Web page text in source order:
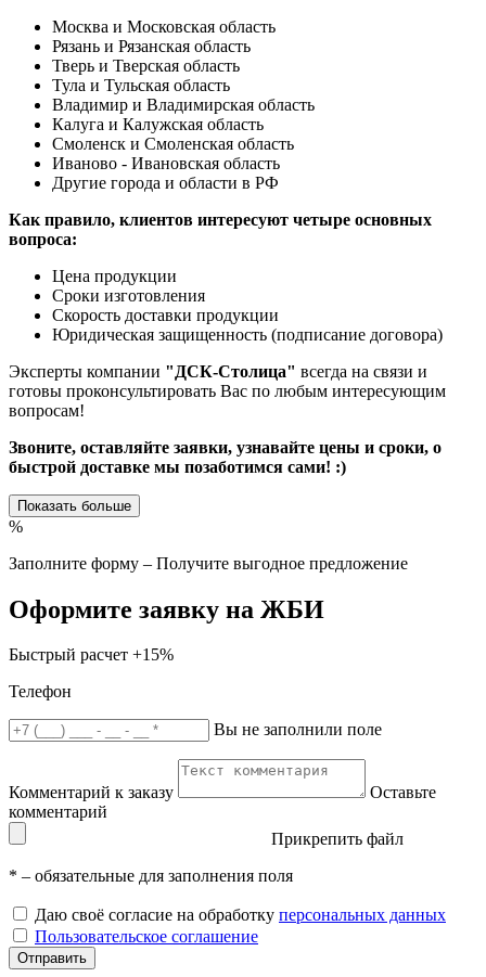
Москва и Московская область
Рязань и Рязанская область
Тверь и Тверская область
Тула и Тульская область
Владимир и Владимирская область
Калуга и Калужская область
Смоленск и Смоленская область
Иваново - Ивановская область
Другие города и области в РФ
Как правило, клиентов интересуют четыре основных
вопроса:
Цена продукции
Сроки изготовления
Скорость доставки продукции
Юридическая защищенность (подписание договора)
Эксперты компании "ДСК-Столица" всегда на связи и
готовы проконсультировать Вас по любым интересующим
вопросам!
Звоните, оставляйте заявки, узнавайте цены и сроки, о
быстрой доставке мы позаботимся сами! :)
Показать больше
%
Заполните форму – Получите выгодное предложение
Оформите заявку на ЖБИ
Быстрый расчет +15%
Телефон
Вы не заполнили поле
Комментарий к заказу
Оставьте
комментарий
Прикрепить файл
* – обязательные для заполнения поля
Даю своё согласие на обработку персональных данных
Пользовательское соглашение
Отправить